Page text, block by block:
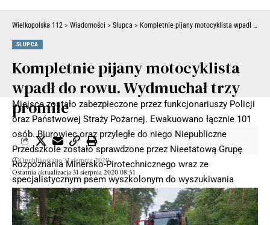
Miejsce zostało zabezpieczone przez funkcjonariuszy Policji
oraz Państwowej Straży Pożarnej. Ewakuowano łącznie 101
osób. Biurowiec oraz przyległe do niego Niepubliczne
Przedszkole zostało sprawdzone przez Nieetatową Grupę
Rozpoznania Minersko-Pirotechnicznego wraz ze
specjalistycznym psem wyszkolonym do wyszukiwania
zapachów materiałów wybuchowych. Nie wykryto żadnego
zagrożenia. Przed godziną 11 osoby ewakuowane wróciły
Wielkopolska 112 > Wiadomości > Słupca > Kompletnie pijany motocyklista wpadł do rowu. Wydmuchał trzy promile
SŁUPCA
Kompletnie pijany motocyklista
wpadł do rowu. Wydmuchał trzy
promile
Ostatnia aktualizacja 31 sierpnia 2020 08:51
Opublikowano 31 sierpnia 2020